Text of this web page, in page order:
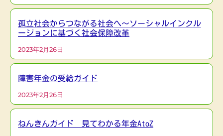
孤立社会からつながる社会へ～ソーシャルインクル
ージョンに基づく社会保障改革
2023年2月26日
障害年金の受給ガイド
2023年2月26日
ねんきんガイド 見てわかる年金AtoZ